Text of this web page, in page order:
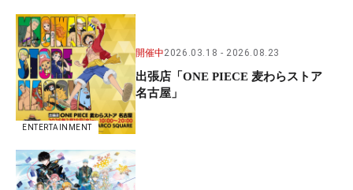
ENTERTAINMENT
開催中2026.03.18 2026.08.23
出張店「ONE PIECE 麦わらストア
名古屋」